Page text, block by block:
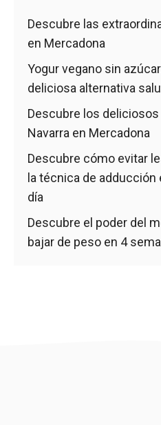
Descubre las
en Mercadona
Yogur vegano sin
deliciosa alternativa
Descubre los
Navarra en Mercadona
Descubre cómo evitar
la técnica de adducción
día
Descubre el poder del
bajar de peso en 4